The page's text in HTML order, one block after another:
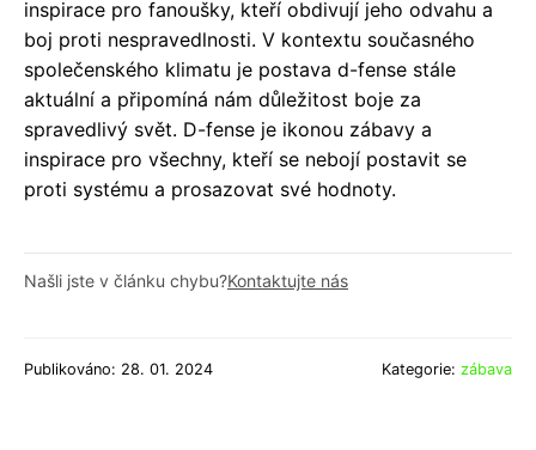
inspirace pro fanoušky, kteří obdivují jeho odvahu a
boj proti nespravedlnosti. V kontextu současného
společenského klimatu je postava d-fense stále
aktuální a připomíná nám důležitost boje za
spravedlivý svět. D-fense je ikonou zábavy a
inspirace pro všechny, kteří se nebojí postavit se
proti systému a prosazovat své hodnoty.
Našli jste v článku chybu?Kontaktujte nás
Publikováno: 28. 01. 2024 Kategorie: zábava